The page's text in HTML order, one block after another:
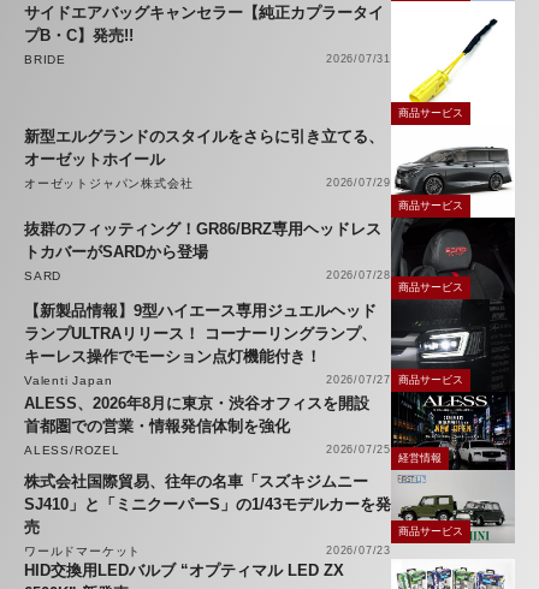
サイドエアバッグキャンセラー【純正カプラータイ
プB・C】発売!!
BRIDE 2026/07/31
商品サービス
新型エルグランドのスタイルをさらに引き立てる、
オーゼットホイール
オーゼットジャパン株式会社
2026/07/29
商品サービス
抜群のフィッティング！GR86/BRZ専用ヘッドレス
トカバーがSARDから登場
SARD
2026/07/28
商品サービス
【新製品情報】9型ハイエース専用ジュエルヘッド
ランプULTRAリリース！ コーナーリングランプ、
キーレス操作でモーション点灯機能付き！
Valenti Japan 2026/07/27 商品サービス
ALESS、2026年8月に東京・渋谷オフィスを開設
首都圏での営業・情報発信体制を強化
ALESS/ROZEL 2026/07/25
経営情報
株式会社国際貿易、往年の名車「スズキジムニー
SJ410」と「ミニクーパーS」の1/43モデルカーを発
売
ワールドマーケット 2026/07/23
商品サービス
HID交換用LEDバルブ “オプティマル LED ZX